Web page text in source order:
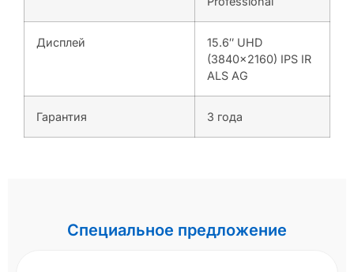
Дисплей
15.6″ UHD
(3840×2160) IPS IR
ALS AG
Гарантия 3 года
Специальное предложение